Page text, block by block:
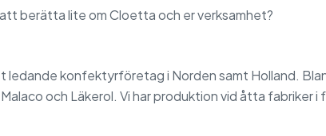
berätta lite om Cloetta och er verksamhet?
konfektyrföretag i Norden samt Holland.
och Läkerol. Vi har produktion vid åtta fabriker